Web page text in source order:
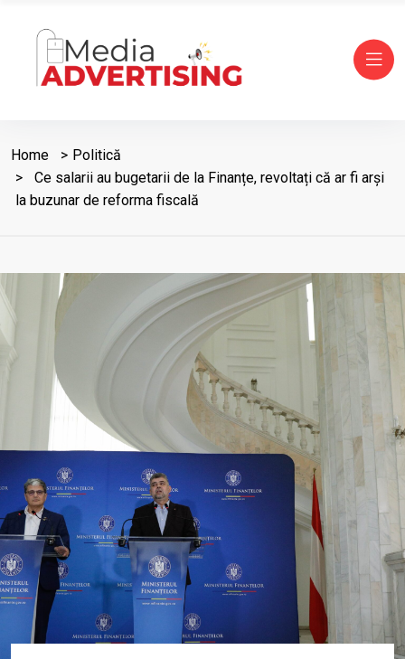
Home
Politică
Ce salarii au bugetarii de la Finanțe, revoltați că ar fi arși
la buzunar de reforma fiscală